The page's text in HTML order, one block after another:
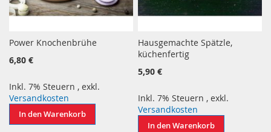
Power Knochenbrühe
6,80 €
Inkl. 7% Steuern , exkl.
Versandkosten
In den Warenkorb
Hausgemachte Spätzle,
küchenfertig
5,90 €
Inkl. 7% Steuern ,exkl.
Versandkosten
In den Warenkorb